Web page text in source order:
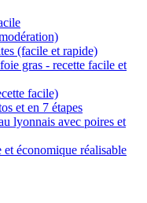
(facile et rapide)
gras - recette facile et
facile)
et en 7 étapes
lyonnais avec poires et
économique réalisable